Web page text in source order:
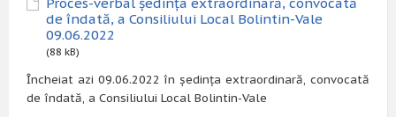
de îndată, a Consiliului Local Bolintin-Vale
09.06.2022
(88 kB)
Încheiat azi 09.06.2022 în ședința extraordinară, convocată
de îndată, a Consiliului Local Bolintin-Vale